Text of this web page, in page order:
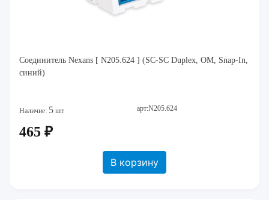
Соединитель Nexans [ N205.624 ] (SC-SC Duplex, ОМ, Snap-In,
синий)
Наличие: 5 шт. арт:N205.624
465 ₽
В корзину